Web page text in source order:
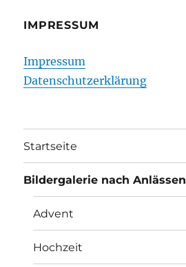
IMPRESSUM
Impressum
Datenschutzerklärung
Startseite
Bildergalerie nach Anlässen
Advent
Hochzeit